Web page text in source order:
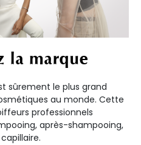
la marque
sûrement le plus grand
au monde. Cette
professionnels
après-shampooing,